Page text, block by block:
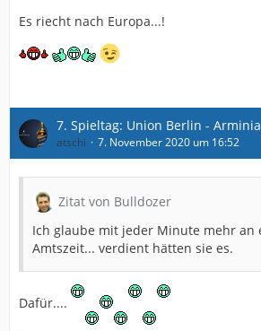
Es riecht nach Europa...!
7. Spieltag: Union Berlin - Arminia
atschi 7. November 2020 um 16:52
Zitat von Bulldozer
Ich glaube mit jeder Minute mehr an
Amtszeit... verdient hätten sie es.
Dafür....